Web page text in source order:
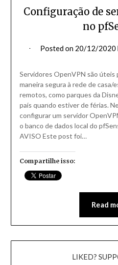
Configuração de
no
Posted on 20/12/2020
Servidores OpenVPN são úteis
maneira segura à rede de casa/
remotos, como parques da
país quando estiver de férias.
configurar um servidor
o banco de dados local do
AVISO Este post foi…
Compartilhe isso:
Read
LIKED?